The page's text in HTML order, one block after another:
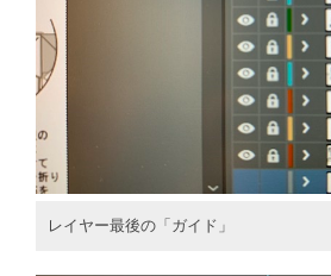
レイヤー最後の「ガイド」